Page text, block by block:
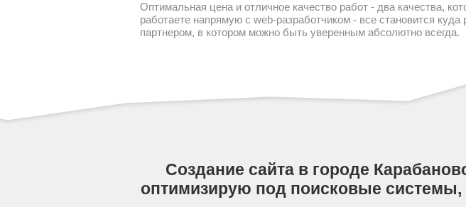
Оптимальная цена и отличное качество работ - два качества,
работаете напрямую с web-разработчиком - все становится
партнером, в котором можно быть уверенным абсолютно всегда.
Создание сайта в городе
оптимизирую под поисковые